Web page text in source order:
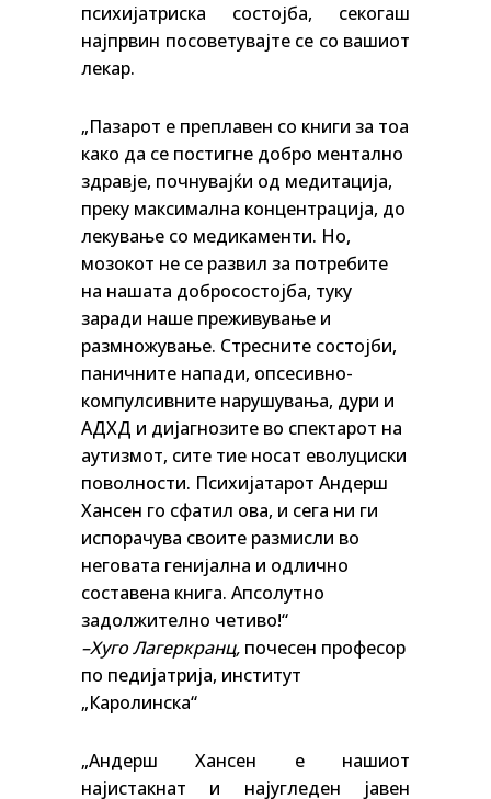
психијатриска состојба, секогаш
најпрвин посоветувајте се со вашиот
лекар.
„Пазарот е преплавен со книги за тоа
како да се постигне добро ментално
здравје, почнувајќи од медитација,
преку максимална концентрација, до
лекување со медикаменти. Но,
мозокот не се развил за потребите
на нашата добросостојба, туку
заради наше преживување и
размножување. Стресните состојби,
паничните напади, опсесивно-
компулсивните нарушувања, дури и
АДХД и дијагнозите во спектарот на
аутизмот, сите тие носат еволуциски
поволности. Психијатарот Андерш
Хансен го сфатил ова, и сега ни ги
испорачува своите размисли во
неговата генијална и одлично
составена книга. Апсолутно
задолжително четиво!“
–Хуго Лагеркранц, почесен професор
по педијатрија, институт
„Каролинска“
„Андерш Хансен е нашиот
најистакнат и најугледен јавен